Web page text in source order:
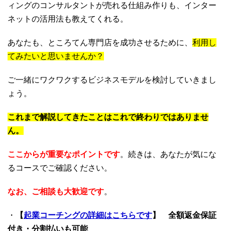
ィングのコンサルタントが売れる仕組み作りも、インター
ネットの活用法も教えてくれる。
あなたも、ところてん専門店を成功させるために、 利用し
てみたいと思いませんか？
ご一緒にワクワクするビジネスモデルを検討していきまし
ょう。
これまで解説してきたことはこれで終わりではありませ
ん。
ここからが重要なポイントです。続きは、あなたが気にな
るコースでご確認ください。
なお、ご相談も大歓迎です。
・ 【起業コーチングの詳細はこちらです】
全額返金保証
付き・分割払いも可能